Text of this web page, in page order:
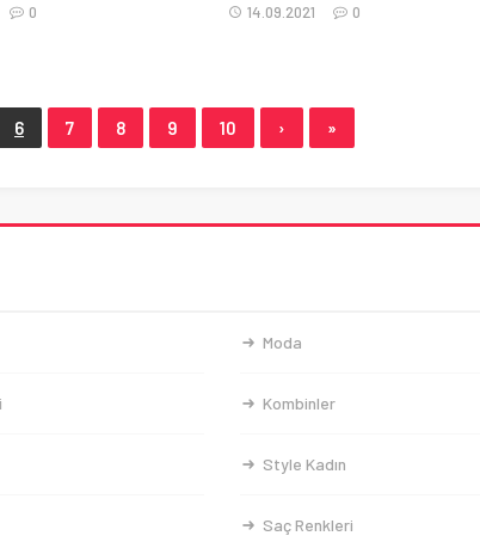
0
14.09.2021
0
6 7 8 9 10 › »
Moda
Kombinler
Style Kadın
Saç Renkleri